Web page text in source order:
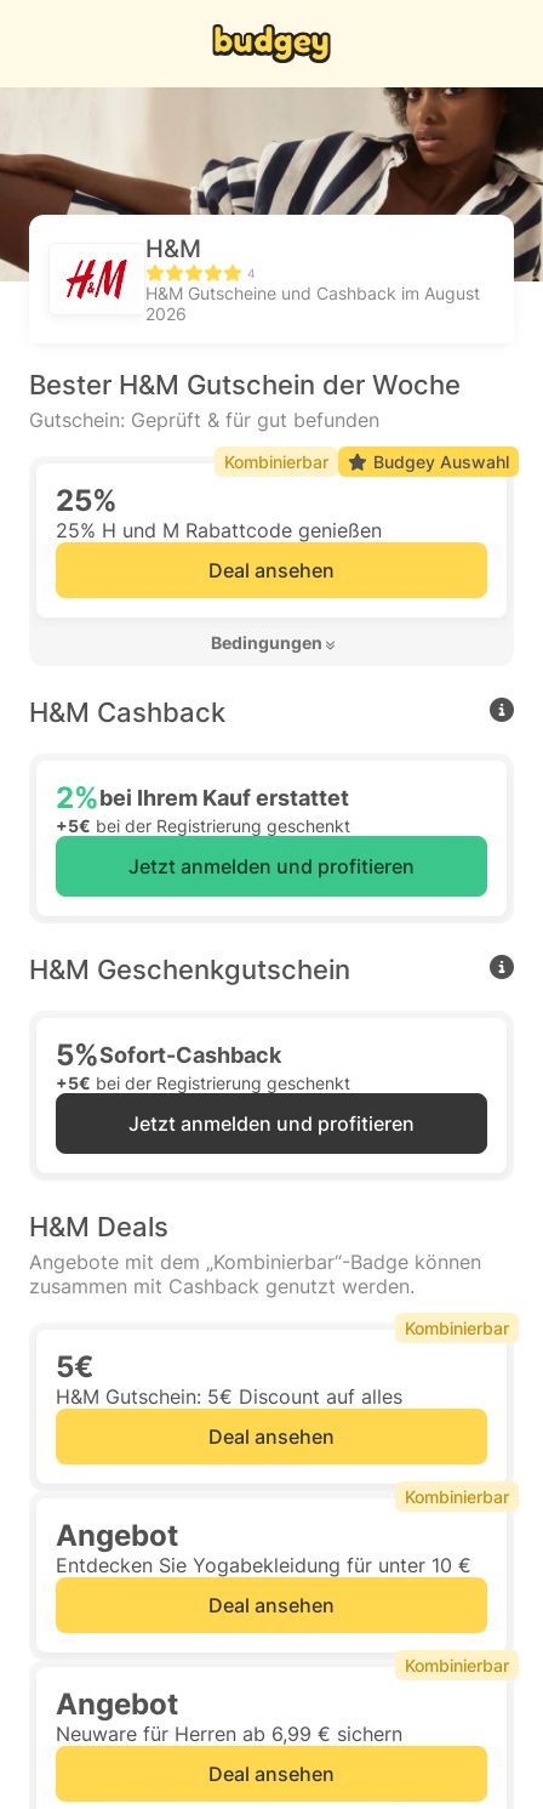
H&M
4
H&M Gutscheine und Cashback im August
2026
Bester H&M Gutschein der Woche
Gutschein: Geprüft & für gut befunden
25%
25% H und M Rabattcode genießen
Deal ansehen
Bedingungen
Kombinierbar Budgey Auswahl
H&M Cashback
2%bei Ihrem Kauf erstattet
+5€ bei der Registrierung geschenkt
Jetzt anmelden und profitieren
H&M Geschenkgutschein
5%Sofort-Cashback
+5€ bei der Registrierung geschenkt
Jetzt anmelden und profitieren
H&M Deals
Angebote mit dem „Kombinierbar“-Badge können
zusammen mit Cashback genutzt werden.
5€
H&M Gutschein: 5€ Discount auf alles
Deal ansehen
Kombinierbar
Angebot
Entdecken Sie Yogabekleidung für unter 10 €
Deal ansehen
Kombinierbar
Angebot
Neuware für Herren ab 6,99 € sichern
Deal ansehen
Kombinierbar